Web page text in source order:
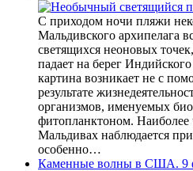
С приходом ночи пляжи
Мальдивского архипелага
светящихся неоновых
падает на берег
картина возникает не с
результате
организмов, именуемых
фитопланктоном. Наиболее
Мальдивах наблюдается
особенно…
Каменные волны в США. 9